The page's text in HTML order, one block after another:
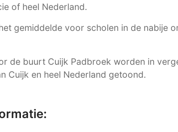
of heel Nederland.
gemiddelde voor scholen in de nabije
de buurt Cuijk Padbroek worden in
Cuijk en heel Nederland getoond.